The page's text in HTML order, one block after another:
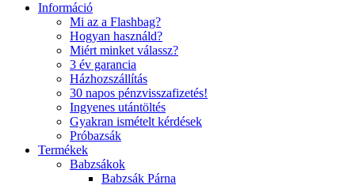
Információ
Mi az a Flashbag?
Hogyan használd?
Miért minket válassz?
3 év garancia
Házhozszállítás
30 napos pénzvisszafizetés!
Ingyenes utántöltés
Gyakran ismételt kérdések
Próbazsák
Termékek
Babzsákok
Babzsák Párna